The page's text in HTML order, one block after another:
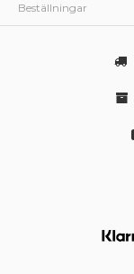
Beställningar